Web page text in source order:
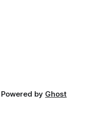
Powered by Ghost